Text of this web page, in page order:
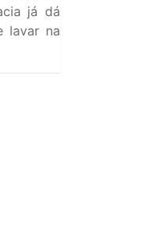
já dá
lavar na